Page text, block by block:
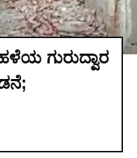
ಗುರುದ್ವಾರ